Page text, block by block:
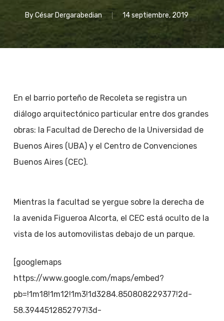
By César Dergarabedian 14 septiembre, 2019
En el barrio porteño de Recoleta se registra un
diálogo arquitectónico particular entre dos grandes
obras: la Facultad de Derecho de la Universidad de
Buenos Aires (UBA) y el Centro de Convenciones
Buenos Aires (CEC).
Mientras la facultad se yergue sobre la derecha de
la avenida Figueroa Alcorta, el CEC está oculto de la
vista de los automovilistas debajo de un parque.
[googlemaps
https://www.google.com/maps/embed?
pb=!1m18!1m12!1m3!1d3284.850808229377!2d-
58.3944512852797!3d-